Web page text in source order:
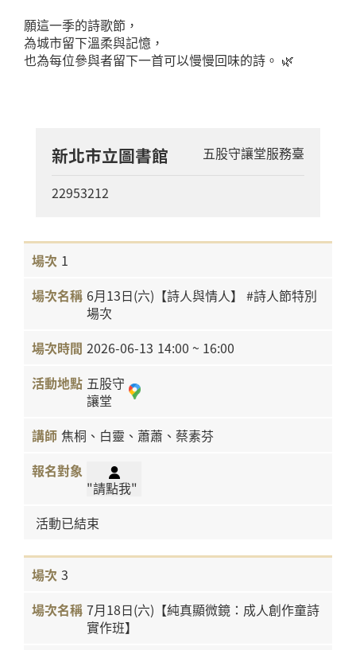
願這一季的詩歌節，
為城市留下溫柔與記憶，
也為每位參與者留下一首可以慢慢回味的詩。 🌿
新北市立圖書館 五股守讓堂服務臺
22953212
1
6月13日(六)【詩人與情人】 #詩人節特別
場次
2026-06-13 14:00 ~ 16:00
五股守
讓堂
焦桐、白靈、蕭蕭、蔡素芬
"請點我"
活動已結束
3
7月18日(六)【純真顯微鏡：成人創作童詩
實作班】